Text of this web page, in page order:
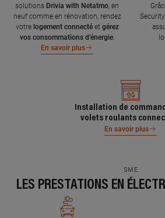
solutions Drivia with Netatmo , en
neuf comme en rénovation, rendez
votre logement connecté et gérez
vos consommations d’énergie.
En savoir plus
Installation de
volets roulants
En savoir plus
SME
LES PRESTATIONS EN